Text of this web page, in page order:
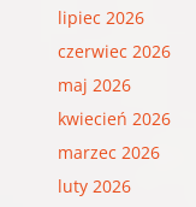
lipiec 2026
czerwiec 2026
maj 2026
kwiecień 2026
marzec 2026
luty 2026